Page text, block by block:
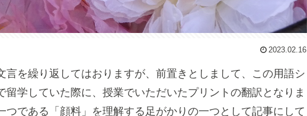
2023.02.16
言を繰り返してはおりますが、前置きとしまして、この用語シ
留学していた際に、授業でいただいたプリントの翻訳となりま
つである「顔料」を理解する足がかりの一つとして記事にして